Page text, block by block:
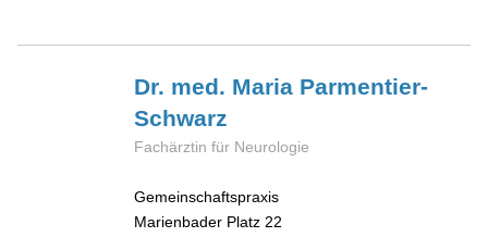
Dr. med. Maria Parmentier-
Schwarz
Fachärztin für Neurologie
Gemeinschaftspraxis
Marienbader Platz 22